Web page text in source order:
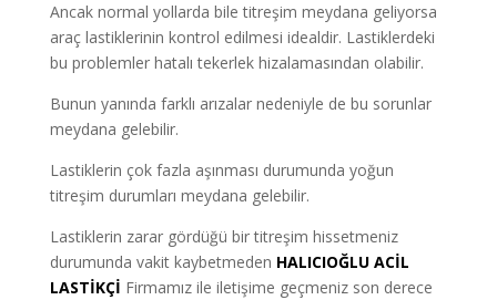
Ancak normal yollarda bile titreşim meydana geliyorsa
araç lastiklerinin kontrol edilmesi idealdir. Lastiklerdeki
bu problemler hatalı tekerlek hizalamasından olabilir.
Bunun yanında farklı arızalar nedeniyle de bu sorunlar
meydana gelebilir.
Lastiklerin çok fazla aşınması durumunda yoğun
titreşim durumları meydana gelebilir.
Lastiklerin zarar gördüğü bir titreşim hissetmeniz
durumunda vakit kaybetmeden HALICIOĞLU ACİL
LASTİKÇİ Firmamız ile iletişime geçmeniz son derece